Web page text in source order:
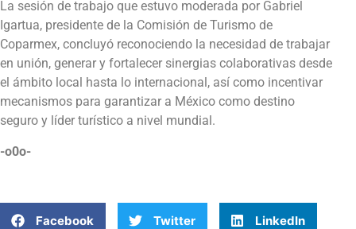
La sesión de trabajo que estuvo moderada por Gabriel
Igartua, presidente de la Comisión de Turismo de
Coparmex, concluyó reconociendo la necesidad de trabajar
en unión, generar y fortalecer sinergias colaborativas desde
el ámbito local hasta lo internacional, así como incentivar
mecanismos para garantizar a México como destino
seguro y líder turístico a nivel mundial.
-o0o-
Facebook Twitter LinkedIn